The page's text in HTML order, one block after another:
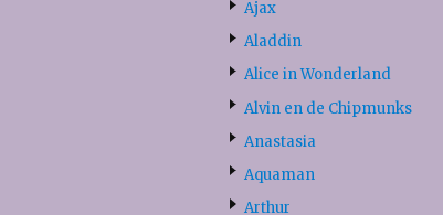
Ajax
Aladdin
Alice in Wonderland
Alvin en de Chipmunks
Anastasia
Aquaman
Arthur